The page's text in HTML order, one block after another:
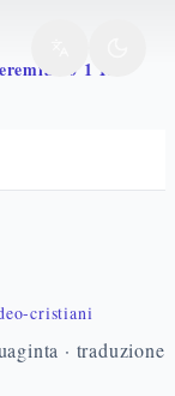
50 1 13
cristiani
· traduzione